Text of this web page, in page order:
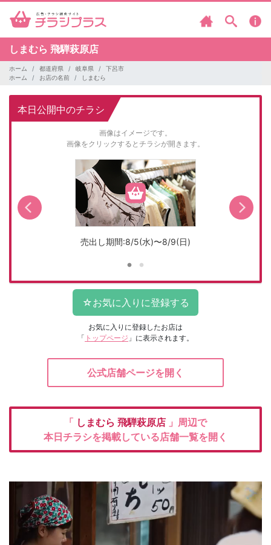
しまむら 飛騨萩原店
ホーム 都道府県 岐阜県
下呂市
ホーム
お店の名前 しまむら
本日公開中のチラシ
画像はイメージです。
画像をクリックするとチラシが開きます。
売出し期間:8/5(水)〜8/9(日)
お気に入りに登録したお店は
「 トップページ 」に表示されます。
公式店舗ページを開く
「 しまむら 飛騨萩原店 」周辺で
本日チラシを掲載している店舗一覧を開く